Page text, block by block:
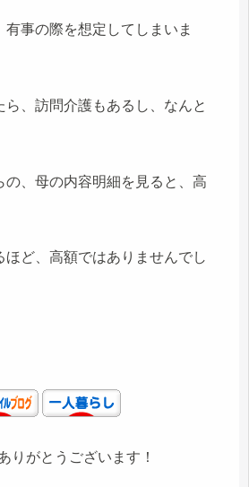
有事の際を想定してしまいま
ら、訪問介護もあるし、なんと
の、母の内容明細を見ると、高
ほど、高額ではありませんでし
りがとうございます！